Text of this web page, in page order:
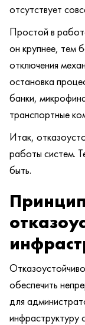
отсутствует
Простой в
он крупнее, тем
отключения
остановка
банки,
транспортные
Итак,
работы систем.
быть.
обеспечить
для
инфраструктуру